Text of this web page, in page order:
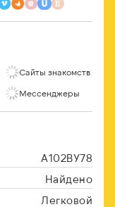
Сайты знакомств
Мессенджеры
А102ВУ78
Найдено
Легковой